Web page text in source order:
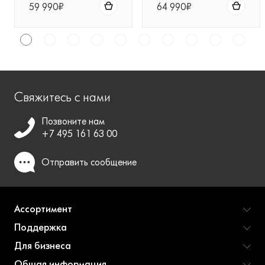
59 990₽ 64 990₽
Свяжитесь с нами
Позвоните нам
+7 495 161 63 00
Отправить сообщение
Ассортимент
Поддержка
Для бизнеса